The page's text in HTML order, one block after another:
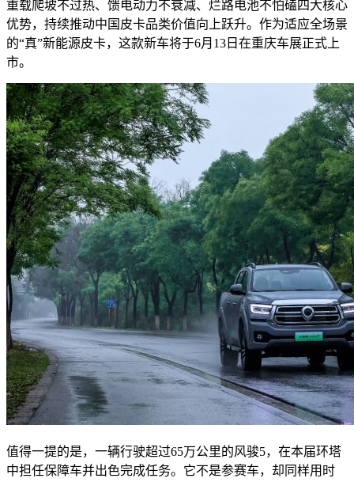
重载爬坡不过热、馈电动力不衰减、烂路电池不怕磕四大核心
优势，持续推动中国皮卡品类价值向上跃升。作为适应全场景
的“真”新能源皮卡，这款新车将于6月13日在重庆车展正式上
市。
值得一提的是，一辆行驶超过65万公里的风骏5，在本届环塔
中担任保障车并出色完成任务。它不是参赛车，却同样用时